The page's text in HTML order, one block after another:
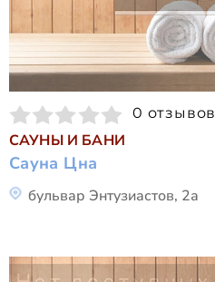
0 отзывов
САУНЫ И БАНИ
Сауна Цна
бульвар Энтузиастов, 2а